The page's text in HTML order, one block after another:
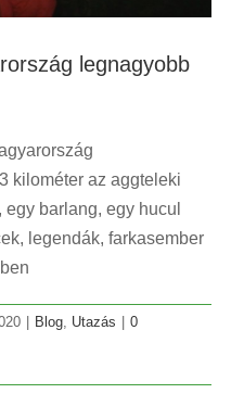
legnagyobb
kilométer az aggteleki
barlang, egy hucul
legendák, farkasember
Blog, Utazás
0
magyar